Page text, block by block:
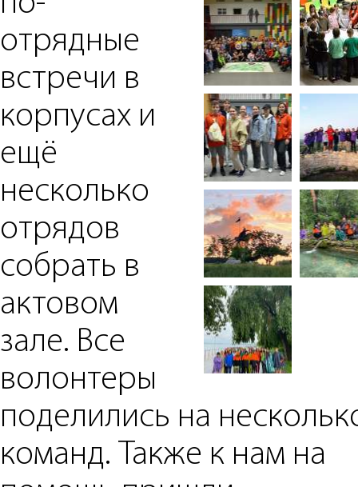
отрядные
встречи в
корпусах и
ещё
несколько
отрядов
собрать в
актовом
зале. Все
волонтеры
поделились на
команд. Также к нам на